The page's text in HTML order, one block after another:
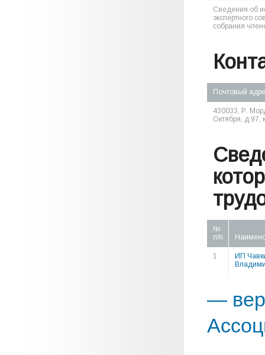
Сведения об
экспертного
собрания
Почтовый
430033, Р.
Октября, д.97,
№
п/п
1
ИП
—